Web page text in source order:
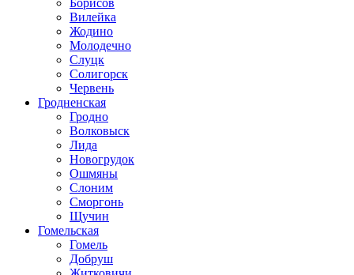
Вилейка
Жодино
Молодечно
Слуцк
Солигорск
Червень
Гродненская
Гродно
Волковыск
Лида
Новогрудок
Ошмяны
Слоним
Сморгонь
Щучин
Гомельская
Гомель
Добруш